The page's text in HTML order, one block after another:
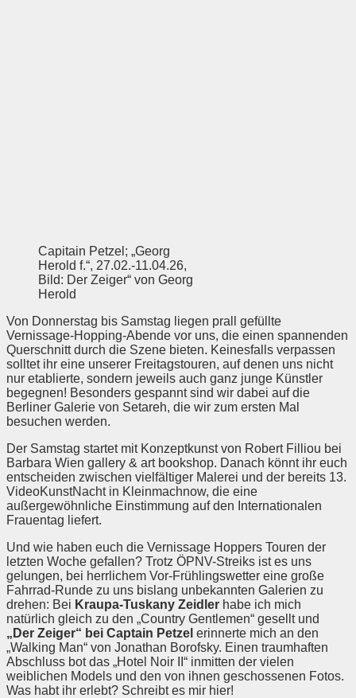
Capitain Petzel; „Georg
Herold f.“, 27.02.-11.04.26,
Bild: Der Zeiger“ von Georg
Herold
Von Donnerstag bis Samstag liegen prall gefüllte
Vernissage-Hopping-Abende vor uns, die einen spannenden
Querschnitt durch die Szene bieten. Keinesfalls verpassen
solltet ihr eine unserer Freitagstouren, auf denen uns nicht
nur etablierte, sondern jeweils auch ganz junge Künstler
begegnen! Besonders gespannt sind wir dabei auf die
Berliner Galerie von Setareh, die wir zum ersten Mal
besuchen werden.
Der Samstag startet mit Konzeptkunst von Robert Filliou bei
Barbara Wien gallery & art bookshop. Danach könnt ihr euch
entscheiden zwischen vielfältiger Malerei und der bereits 13.
VideoKunstNacht in Kleinmachnow, die eine
außergewöhnliche Einstimmung auf den Internationalen
Frauentag liefert.
Und wie haben euch die Vernissage Hoppers Touren der
letzten Woche gefallen? Trotz ÖPNV-Streiks ist es uns
gelungen, bei herrlichem Vor-Frühlingswetter eine große
Fahrrad-Runde zu uns bislang unbekannten Galerien zu
drehen: Bei Kraupa-Tuskany Zeidler habe ich mich
natürlich gleich zu den „Country Gentlemen“ gesellt und
„Der Zeiger“ bei Captain Petzel erinnerte mich an den
„Walking Man“ von Jonathan Borofsky. Einen traumhaften
Abschluss bot das „Hotel Noir II“ inmitten der vielen
weiblichen Models und den von ihnen geschossenen Fotos.
Was habt ihr erlebt? Schreibt es mir hier!